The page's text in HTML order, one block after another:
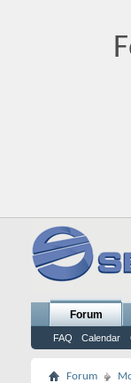
Forum
FAQ Calendar
Forum